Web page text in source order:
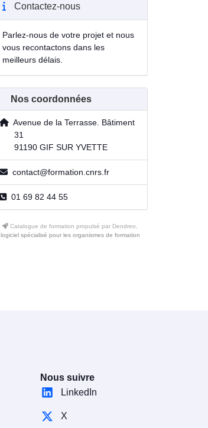
Contactez-nous
Parlez-nous de votre projet et nous
vous recontactons dans les
meilleurs délais.
Nos coordonnées
Avenue de la Terrasse. Bâtiment
31
91190 GIF SUR YVETTE
contact@formation.cnrs.fr
01 69 82 44 55
Catalogue de formation propulsé par Dendreo,
logiciel spécialisé pour les organismes de formation
Nous suivre
LinkedIn
X